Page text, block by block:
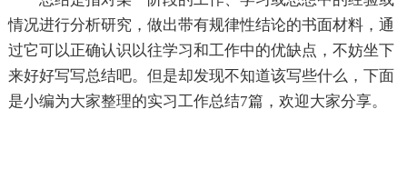
情况进行分析研究，做出带有规律性结论的书面材料，通
过它可以正确认识以往学习和工作中的优缺点，不妨坐下
来好好写写总结吧。但是却发现不知道该写些什么，下面
是小编为大家整理的实习工作总结7篇，欢迎大家分享。